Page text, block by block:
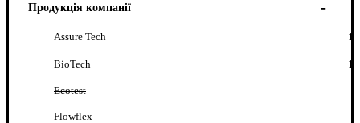
Продукція компанії
Assure Tech 1
BioTech 1
Ecotest
Flowflex